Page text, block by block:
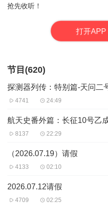
抢先收听！
打开APP
节目(620)
探测器列传：特别篇-天问二
4741 24:49
航天史番外篇：长征10号乙
8137 22:29
（2026.07.19）请假
4133 02:10
2026.07.12请假
4709 02:25